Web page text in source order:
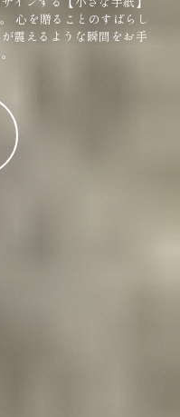
心を贈ることのすばらし
震えるような瞬間をお手